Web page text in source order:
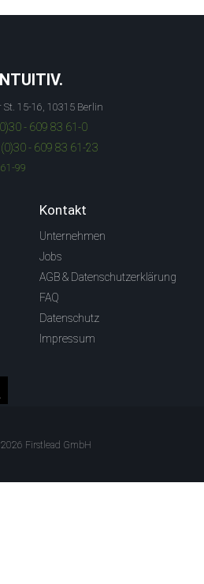
15-16, 10315 Berlin
- 609 83 61-0
- 609 83 61-23
99
Kontakt
Unternehmen
Jobs
AGB & Datenschutzerklärung
FAQ
Datenschutz
Impressum
Firstlead GmbH